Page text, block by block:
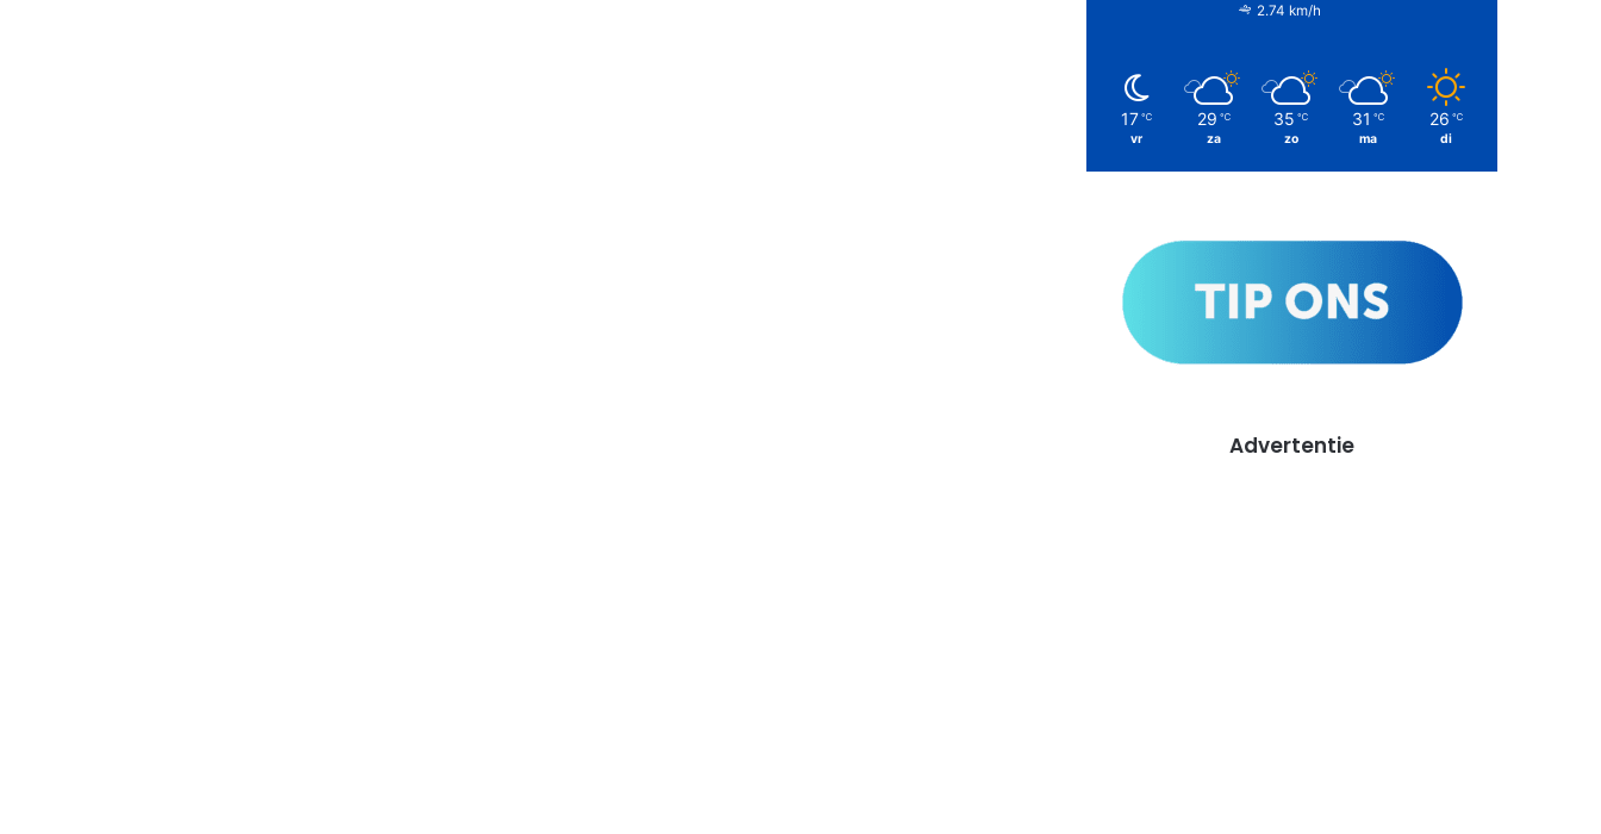
2.74 km/h
17 ℃
vr
29 ℃
za
35 ℃
zo
31 ℃
ma
26 ℃
di
Advertentie